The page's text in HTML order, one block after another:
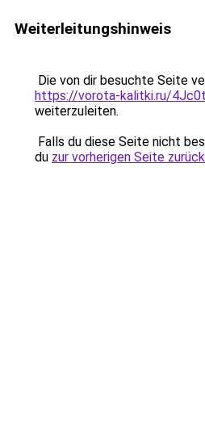
Weiterleitungshinweis
Die von dir besuchte Seite
https://vorota-kalitki.ru/
weiterzuleiten.
Falls du diese Seite nicht
du zur vorherigen Seite